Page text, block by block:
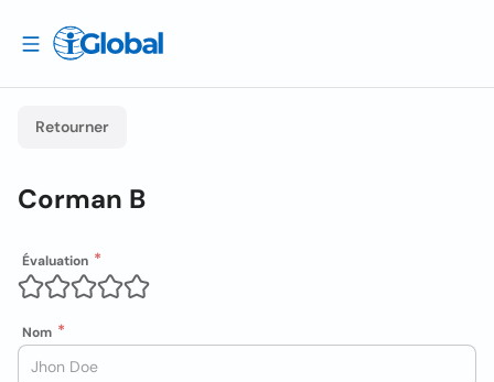
Retourner
Corman B
Évaluation
Nom